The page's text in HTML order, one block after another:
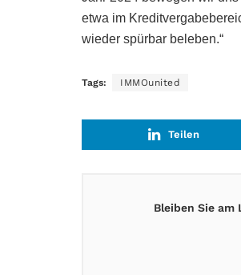
etwa im
wieder spürbar beleben.“
Tags: IMMOunited
Teilen
Bleiben Sie